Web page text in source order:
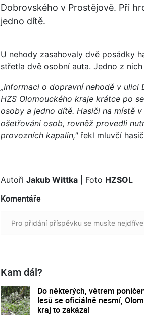
Dobrovského v Prostějově. Při
jedno dítě.
U nehody zasahovaly dvě posádky
střetla dvě osobní auta. Jedno z
„Informaci o dopravní nehodě v
HZS Olomouckého kraje krátce po
osoby a jedno dítě. Hasiči na místě
ošetřování osob, rovněž provedli
provozních kapalin,"řekl mluvčí
Autoři Jakub Wittka | Foto HZSOL
Komentáře
Pro přidání příspěvku se musíte nejdříve
Kam dál?
Do některých, větrem
lesů se oficiálně nesmí,
kraj to zakázal